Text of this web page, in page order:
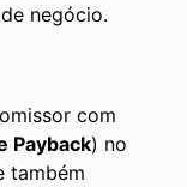
negócio.
com
Payback) no
também